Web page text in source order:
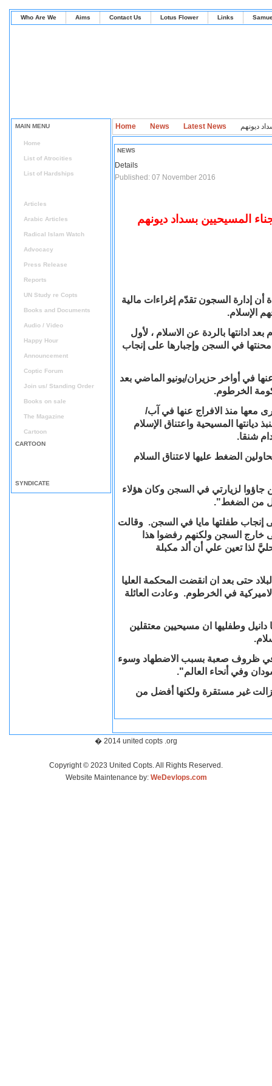
Who Are We Aims Contact Us Lotus Flower Links
MAIN MENU
Home
List of Atrocities
List of Hardships
Articles
Arabic Articles
Radical Islam Watch
Advocacy
Press Release
Reports
UN Study re Copts
Books and Documents
Audio / Video
Happy Hour
Announcement
Coptic Forum
Join us/ Standing Order
Books on sale
The Magazine
Cartoon
CARTOON
SYNDICATE
Home News Latest News ديونهم
NEWS
Details
Published: 07 November 2016
المسيحيين بسداد ديونهم
أن إدارة السجون تقدّم إغراءات مالية
الإسلام.
ادانتها بالردة عن الاسلام ، لأول
في السجن وإجبارها على إنجاب
في أواخر حزيران/يونيو الماضي بعد
تُجرى معها منذ الافراج عنها في آب/
ديانتها المسيحية واعتناق الإسلام
شنقا.
الضغط عليها لاعتناق السلام
لزيارتي في السجن وكان هؤلاء
من الضغط".
إنجاب طفلتها مايا في السجن. وقالت
السجن ولكنهم رفضوا هذا
لذا تعين علي أن ألد مكبلة
حتى بعد ان انقضت المحكمة العليا
في الخرطوم. وعادت العائلة
وطفليها ان مسيحيين معتقلين
في ظروف صعبة بسبب الاضطهاد وسوء
وفي أنحاء العالم".
زالت غير مستقرة ولكنها أفضل من
� 2014 united copts .org
Copyright © 2023 United Copts. All Rights Reserved.
Website Maintenance by: WeDevlops.com